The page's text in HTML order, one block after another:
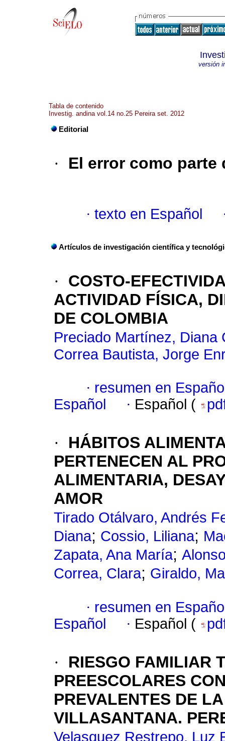
versión
Tabla de contenido
Investig. andina vol.14 no.25 Pereira set. 2012
Editorial
· El error como parte
· texto en Español
Artículos de investigación científica y
·
COSTO-
ACTIVIDAD FÍSICA,
DE COLOMBIA
Preciado Martínez, Diana
Correa Bautista, Jorge
· resumen en
Español
· Español (
·
HÁBITOS
PERTENECEN AL
ALIMENTARIA,
AMOR
Tirado Otálvaro, Andrés
Diana; Cossio, Liliana;
Zapata, Ana María;
Correa, Clara; Giraldo,
· resumen en
Español
· Español (
·
RIESGO FAMILIAR
PREESCOLARES
PREVALENTES DE
VILLASANTANA.
Velasquez Restrepo, Luz